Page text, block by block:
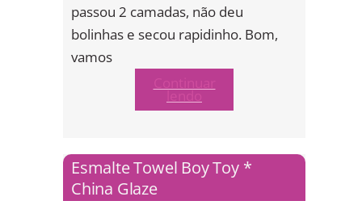
passou 2 camadas, não deu
bolinhas e secou rapidinho. Bom,
vamos
lendo
Esmalte Towel Boy Toy *
China Glaze